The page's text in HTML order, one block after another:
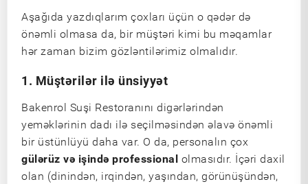
Aşağıda yazdıqlarım çoxları üçün o qədər də
önəmli olmasa da, bir müştəri kimi bu məqamlar
hər zaman bizim gözləntilərimiz olmalıdır.
1. Müştərilər ilə ünsiyyət
Bakenrol Suşi Restoranını digərlərindən
yeməklərinin dadı ilə seçilməsindən əlavə önəmli
bir üstünlüyü daha var. O da, personalın çox
gülərüz və işində professional olmasıdır. İçəri daxil
olan (dinindən, irqindən, yaşından, görünüşündən,